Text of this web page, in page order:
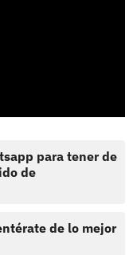
para tener de
de
de lo mejor